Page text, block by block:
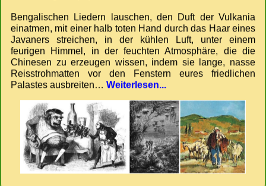
Bengalischen Liedern lauschen, den Duft der Vulkania
einatmen, mit einer halb toten Hand durch das Haar eines
Javaners streichen, in der kühlen Luft, unter einem
feurigen Himmel, in der feuchten Atmosphäre, die die
Chinesen zu erzeugen wissen, indem sie lange, nasse
Reisstrohmatten vor den Fenstern eures friedlichen
Palastes ausbreiten… Weiterlesen...